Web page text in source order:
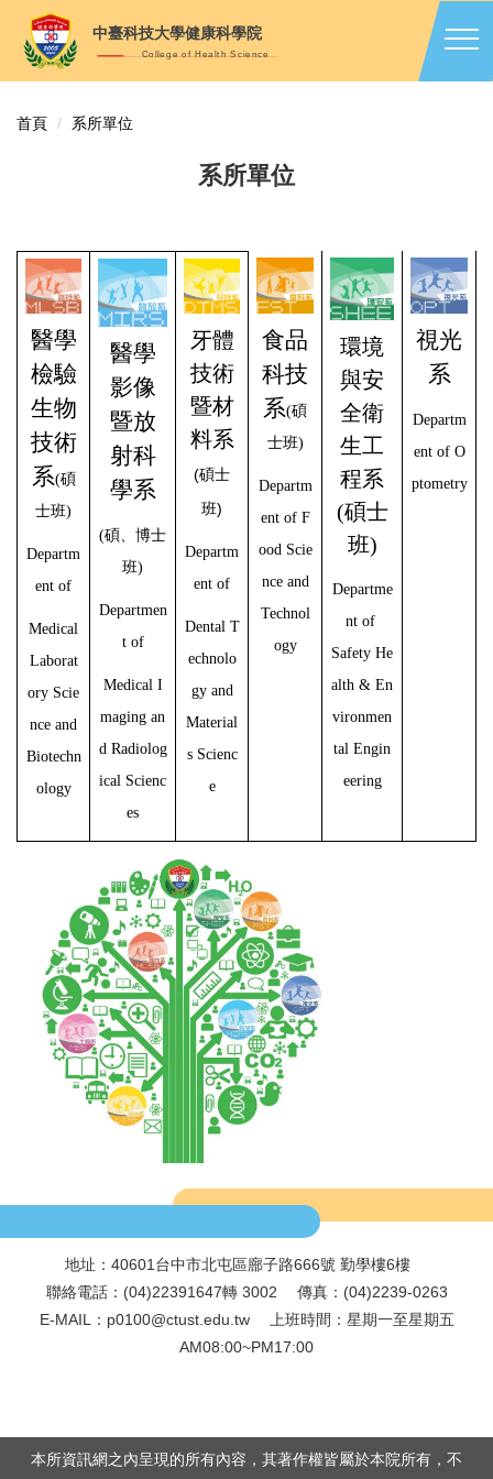
要
容
中臺科技大學健康科學院
College of Health Science
首頁 系所單位
系所單位
醫學
檢驗
生物
技術
系(碩
士班)
Departm
ent of
Medical
Laborat
ory Scie
nce and
Biotechn
ology
醫學
影像
暨放
射科
學系
(碩、博士
班)
Departmen
t of
Medical I
maging an
d Radiolog
ical Scienc
es
牙體
技術
暨材
料系
(碩士
班)
Departm
ent of
Dental T
echnolo
gy and
Material
s Scienc
e
食品
科技
系(碩
士班)
Departm
ent of F
ood Scie
nce and
Technol
ogy
環境
與安
全衛
生工
程系
(碩士
班)
Departme
nt of
Safety He
alth & En
vironmen
tal Engin
eering
視光
系
Departm
ent of O
ptometry
地址：40601台中市北屯區廍子路666號 勤學樓6樓
聯絡電話：(04)22391647轉 3002 傳真：(04)2239-0263
E-MAIL：p0100@ctust.edu.tw 上班時間：星期一至星期五
AM08:00~PM17:00
本所資訊網之內呈現的所有內容，其著作權皆屬於本院所有，不